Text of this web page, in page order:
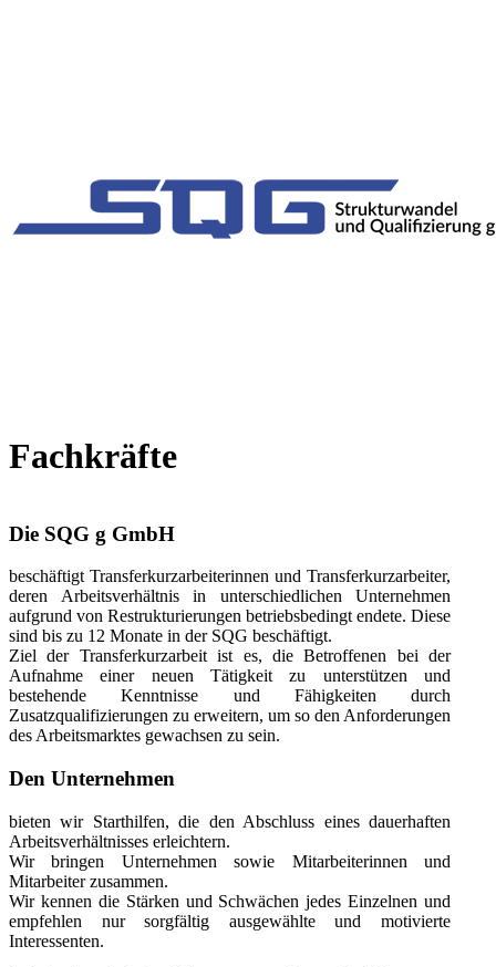
Fachkräfte
Die SQG g GmbH
beschäftigt Transferkurzarbeiterinnen und Transferkurzarbeiter,
deren Arbeitsverhältnis in unterschiedlichen Unternehmen
aufgrund von Restrukturierungen betriebsbedingt endete. Diese
sind bis zu 12 Monate in der SQG beschäftigt.
Ziel der Transferkurzarbeit ist es, die Betroffenen bei der
Aufnahme einer neuen Tätigkeit zu unterstützen und
bestehende Kenntnisse und Fähigkeiten durch
Zusatzqualifizierungen zu erweitern, um so den Anforderungen
des Arbeitsmarktes gewachsen zu sein.
Den Unternehmen
bieten wir Starthilfen, die den Abschluss eines dauerhaften
Arbeitsverhältnisses erleichtern.
Wir bringen Unternehmen sowie Mitarbeiterinnen und
Mitarbeiter zusammen.
Wir kennen die Stärken und Schwächen jedes Einzelnen und
empfehlen nur sorgfältig ausgewählte und motivierte
Interessenten.